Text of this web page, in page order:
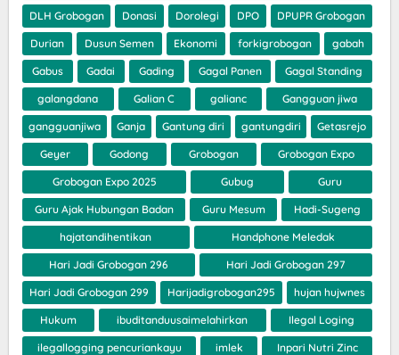
DLH Grobogan Donasi Dorolegi DPO DPUPR Grobogan
Durian Dusun Semen Ekonomi forkigrobogan gabah
Gabus Gadai Gading Gagal Panen Gagal Standing
galangdana Galian C galianc Gangguan jiwa
gangguanjiwa Ganja Gantung diri gantungdiri Getasrejo
Geyer Godong Grobogan Grobogan Expo
Grobogan Expo 2025 Gubug Guru
Guru Ajak Hubungan Badan Guru Mesum Hadi-Sugeng
hajatandihentikan Handphone Meledak
Hari Jadi Grobogan 296 Hari Jadi Grobogan 297
Hari Jadi Grobogan 299 Harijadigrobogan295 hujan hujwnes
Hukum ibuditanduusaimelahirkan Ilegal Loging
ilegallogging pencuriankayu imlek Inpari Nutri Zinc